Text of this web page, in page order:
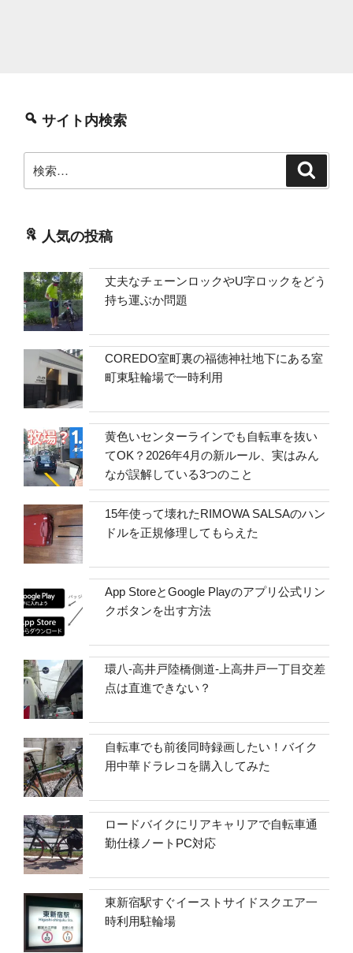
サイト内検索
索:
人気の投稿
丈夫なチェーンロックやU字ロックをどう
持ち運ぶか問題
COREDO室町裏の福徳神社地下にある室
町東駐輪場で一時利用
黄色いセンターラインでも自転車を抜い
てOK？2026年4月の新ルール、実はみん
なが誤解している3つのこと
15年使って壊れたRIMOWA SALSAのハン
ドルを正規修理してもらえた
App StoreとGoogle Playのアプリ公式リン
クボタンを出す方法
環八-高井戸陸橋側道-上高井戸一丁目交差
点は直進できない？
自転車でも前後同時録画したい！バイク
用中華ドラレコを購入してみた
ロードバイクにリアキャリアで自転車通
勤仕様ノートPC対応
東新宿駅すぐイーストサイドスクエア一
時利用駐輪場